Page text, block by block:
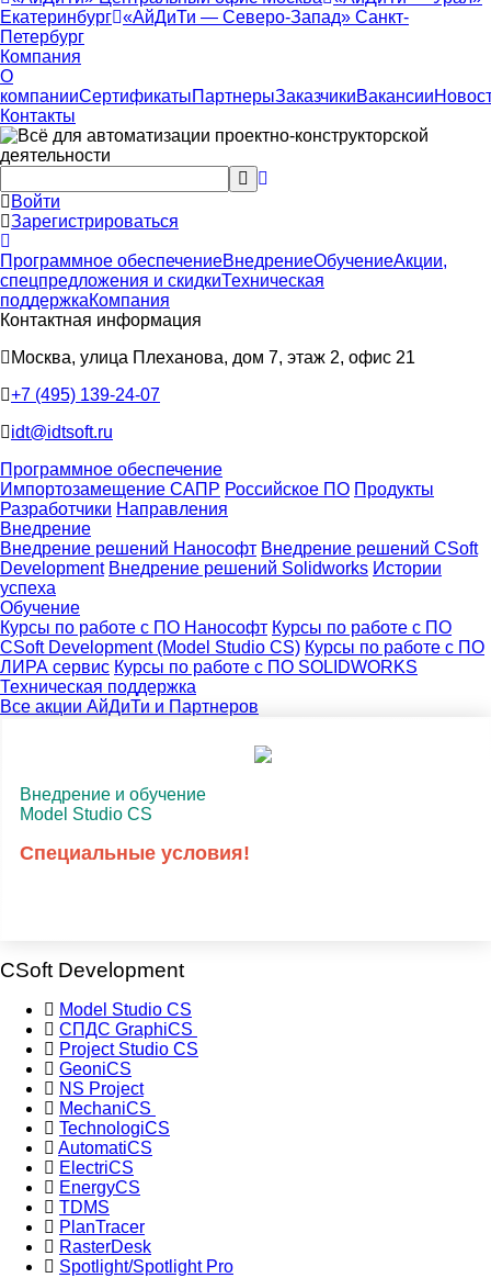
Екатеринбург «АйДиТи — Северо-Запад» Санкт-
Петербург
Компания
О
компанииСертификатыПартнерыЗаказчикиВакансии
Контакты
Войти
Зарегистрироваться
Программное обеспечениеВнедрениеОбучениеАкции,
спецпредложения и скидкиТехническая
поддержкаКомпания
Контактная информация
Москва, улица Плеханова, дом 7, этаж 2, офис 21
+7 (495) 139-24-07
idt@idtsoft.ru
Программное обеспечение
Импортозамещение САПР Российское ПО Продукты
Разработчики Направления
Внедрение
Внедрение решений Нанософт Внедрение решений CSoft
Development Внедрение решений Solidworks Истории
успеха
Обучение
Курсы по работе с ПО Нанософт Курсы по работе с ПО
CSoft Development (Model Studio CS) Курсы по работе с ПО
ЛИРА сервис Курсы по работе с ПО SOLIDWORKS
Техническая поддержка
Все акции АйДиТи и Партнеров
Внедрение и обучение
Model Studio CS
Специальные условия!
CSoft Development
Основная
навигация
по
разработчикам
ПО
оборудования
Model Studio CS
СПДС GraphiCS
Project Studio CS
GeoniCS
NS Project
MechaniCS
TechnologiCS
AutomatiCS
ElectriCS
EnergyCS
TDMS
PlanTracer
RasterDesk
Spotlight/Spotlight Pro